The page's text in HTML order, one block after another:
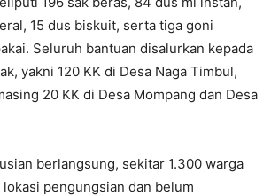
15 dus biskuit, serta tiga goni
Seluruh bantuan disalurkan kepada
yakni 120 KK di Desa Naga Timbul,
20 KK di Desa Mompang dan Desa
berlangsung, sekitar 1.300 warga
pengungsian dan belum